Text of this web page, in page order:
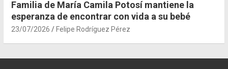
Familia de María Camila Potosí mantiene la
esperanza de encontrar con vida a su bebé
23/07/2026 Felipe Rodríguez Pérez